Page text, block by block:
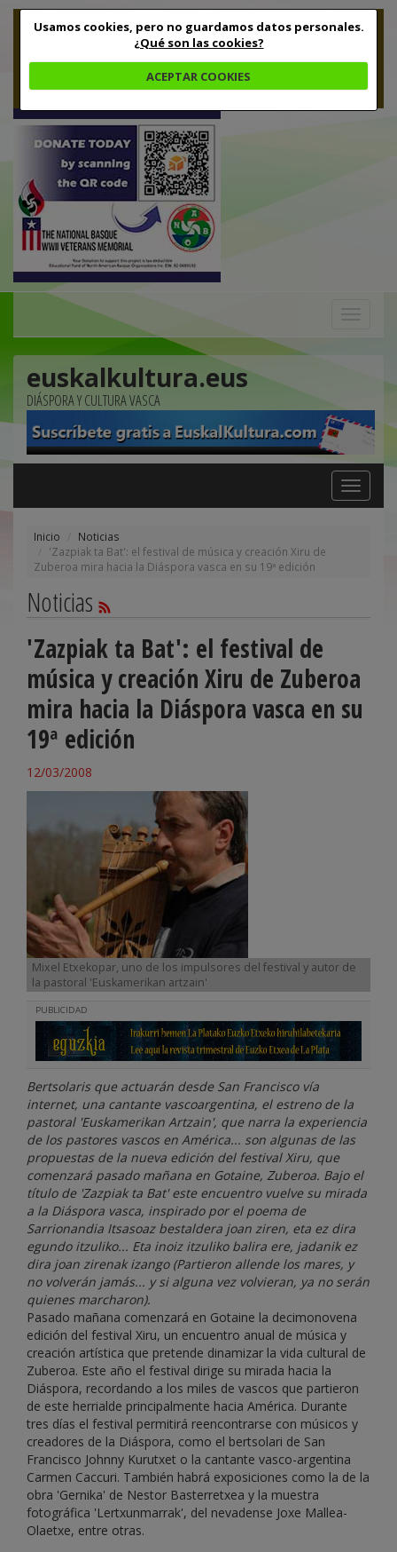
Usamos cookies, pero no guardamos datos personales.
¿Qué son las cookies?
ACEPTAR COOKIES
euskalkultura.eus
DIÁSPORA Y CULTURA VASCA
Toggle
navigation
Inicio
Noticias
'Zazpiak ta Bat': el festival de música y creación Xiru de
Zuberoa mira hacia la Diáspora vasca en su 19ª edición
Noticias
'Zazpiak ta Bat': el festival de
música y creación Xiru de Zuberoa
mira hacia la Diáspora vasca en su
19ª edición
12/03/2008
Mixel Etxekopar, uno de los impulsores del festival y autor de
la pastoral 'Euskamerikan artzain'
PUBLICIDAD
Bertsolaris que actuarán desde San Francisco vía
internet, una cantante vascoargentina, el estreno de la
pastoral 'Euskamerikan Artzain', que narra la experiencia
de los pastores vascos en América... son algunas de las
propuestas de la nueva edición del festival Xiru, que
comenzará pasado mañana en Gotaine, Zuberoa. Bajo el
título de 'Zazpiak ta Bat' este encuentro vuelve su mirada
a la Diáspora vasca, inspirado por el poema de
Sarrionandia Itsasoaz bestaldera joan ziren, eta ez dira
egundo itzuliko... Eta inoiz itzuliko balira ere, jadanik ez
dira joan zirenak izango (Partieron allende los mares, y
no volverán jamás... y si alguna vez volvieran, ya no serán
quienes marcharon).
Pasado mañana comenzará en Gotaine la decimonovena
edición del festival Xiru, un encuentro anual de música y
creación artística que pretende dinamizar la vida cultural de
Zuberoa. Este año el festival dirige su mirada hacia la
Diáspora, recordando a los miles de vascos que partieron
de este herrialde principalmente hacia América. Durante
tres días el festival permitirá reencontrarse con músicos y
creadores de la Diáspora, como el bertsolari de San
Francisco Johnny Kurutxet o la cantante vasco-argentina
Carmen Caccuri. También habrá exposiciones como la de la
obra 'Gernika' de Nestor Basterretxea y la muestra
fotográfica 'Lertxunmarrak', del nevadense Joxe Mallea-
Olaetxe, entre otras.